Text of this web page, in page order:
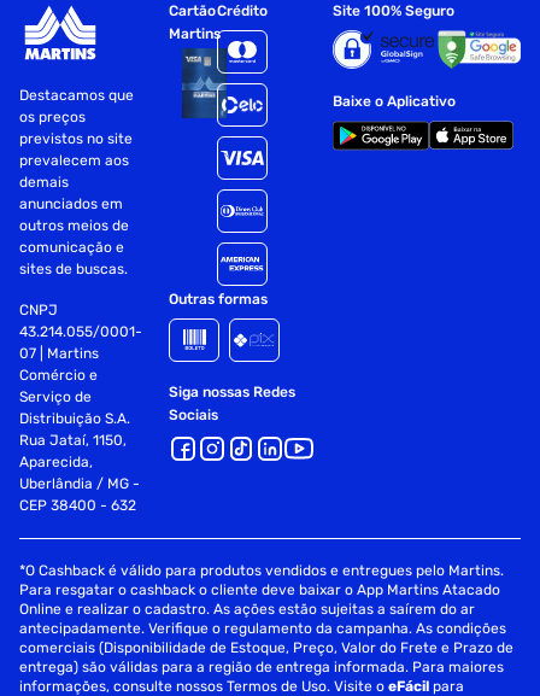
Destacamos que
os preços
previstos no site
prevalecem aos
demais
anunciados em
outros meios de
comunicação e
sites de buscas.
CNPJ
43.214.055/0001-
07 | Martins
Comércio e
Serviço de
Distribuição S.A.
Rua Jataí, 1150,
Aparecida,
Uberlândia / MG -
CEP 38400 - 632
Cartão
Martins
Crédito
Outras formas
Siga nossas Redes
Sociais
Site 100% Seguro
Baixe o Aplicativo
*O Cashback é válido para produtos vendidos e entregues pelo Martins.
Para resgatar o cashback o cliente deve baixar o App Martins Atacado
Online e realizar o cadastro. As ações estão sujeitas a saírem do ar
antecipadamente. Verifique o regulamento da campanha. As condições
comerciais (Disponibilidade de Estoque, Preço, Valor do Frete e Prazo de
entrega) são válidas para a região de entrega informada. Para maiores
informações, consulte nossos Termos de Uso. Visite oeFácil para